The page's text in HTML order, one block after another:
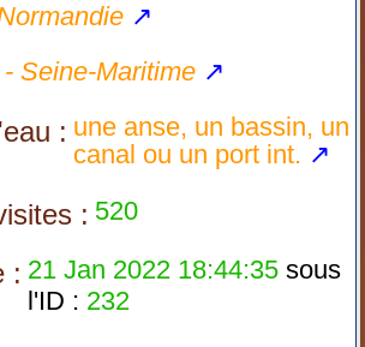
↗
- Seine-Maritime ↗
: une anse, un bassin, un
canal ou un port int. ↗
: 520
: 21 Jan 2022 18:44:35 sous
l'ID : 232